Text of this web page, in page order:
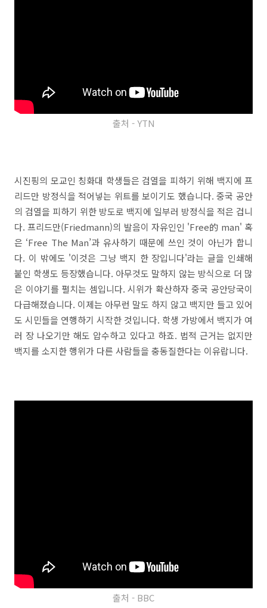
출처 - YTN
시진핑의 모교인 칭화대 학생들은 검열을 피하기 위해 백지에 프
리드만 방정식을 적어넣는 위트를 보이기도 했습니다. 중국 공안
의 검열을 피하기 위한 방도로 백지에 일부러 방정식을 적은 겁니
다. 프리드만(Friedmann)의 발음이 자유인인 'Free的 man' 혹
은 ‘Free The Man’과 유사하기 때문에 쓰인 것이 아닌가 합니
다. 이 밖에도 '이것은 그냥 백지 한 장입니다'라는 글을 인쇄해
붙인 학생도 등장했습니다. 아무것도 말하지 않는 방식으로 더 많
은 이야기를 펼치는 셈입니다. 시위가 확산하자 중국 공안당국이
다급해졌습니다. 이제는 아무런 말도 하지 않고 백지만 들고 있어
도 시민들을 연행하기 시작한 것입니다. 학생 가방에서 백지가 여
러 장 나오기만 해도 압수하고 있다고 하죠. 법적 근거는 없지만
백지를 소지한 행위가 다른 사람들을 충동질한다는 이유랍니다.
출처 - BBC